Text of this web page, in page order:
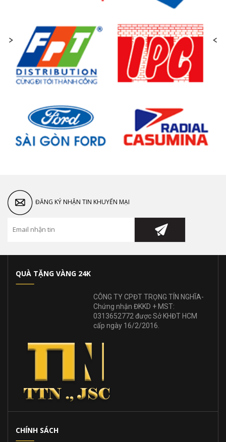
ĐĂNG KÝ NHẬN TIN KHUYẾN MẠI
QUÀ TẶNG VÀNG 24K
CÔNG TY CPĐT TRỌNG TÍN NGHĨA-
Chứng nhận ĐKKD + MST:
0313652772 được Sở KHĐT HCM
cấp ngày 16/2/2016.
CHÍNH SÁCH